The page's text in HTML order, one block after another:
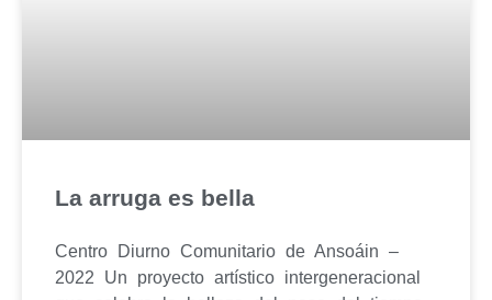
La arruga es bella
Centro Diurno Comunitario de Ansoáin –
2022 Un proyecto artístico intergeneracional